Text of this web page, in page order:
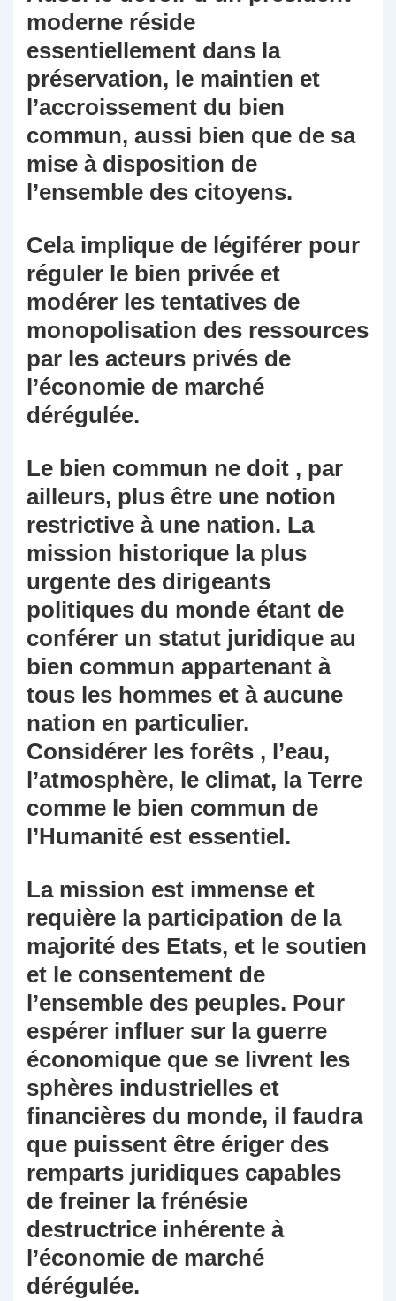
moderne réside
essentiellement dans la
préservation, le maintien et
l’accroissement du bien
commun, aussi bien que de sa
mise à disposition de
l’ensemble des citoyens.
Cela implique de légiférer pour
réguler le bien privée et
modérer les tentatives de
monopolisation des ressources
par les acteurs privés de
l’économie de marché
dérégulée.
Le bien commun ne doit , par
ailleurs, plus être une notion
restrictive à une nation. La
mission historique la plus
urgente des dirigeants
politiques du monde étant de
conférer un statut juridique au
bien commun appartenant à
tous les hommes et à aucune
nation en particulier.
Considérer les forêts , l’eau,
l’atmosphère, le climat, la Terre
comme le bien commun de
l’Humanité est essentiel.
La mission est immense et
requière la participation de la
majorité des Etats, et le soutien
et le consentement de
l’ensemble des peuples. Pour
espérer influer sur la guerre
économique que se livrent les
sphères industrielles et
financières du monde, il faudra
que puissent être ériger des
remparts juridiques capables
de freiner la frénésie
destructrice inhérente à
l’économie de marché
dérégulée.